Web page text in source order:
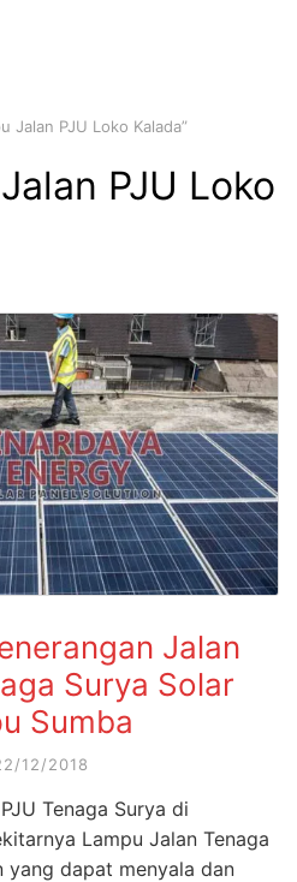
Jalan PJU Loko Kalada”
PJU Loko
Jalan
Surya Solar
Sumba
12/2018
Tenaga Surya di
Lampu Jalan Tenaga
yang dapat menyala dan